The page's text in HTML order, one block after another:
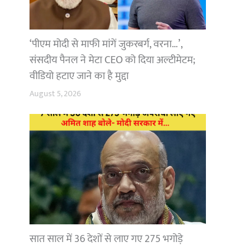
‘पीएम मोदी से माफी मांगें जुकरबर्ग, वरना…’,
संसदीय पैनल ने मेटा CEO को दिया अल्टीमेटम;
वीडियो हटाए जाने का है मुद्दा
August 5, 2026
सात साल में 36 देशों से लाए गए 275 भगोड़े